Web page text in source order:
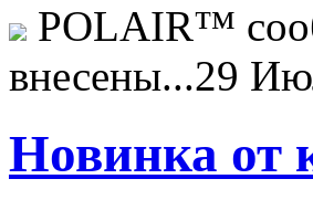
POLAIR™
внесены...29
Новинка